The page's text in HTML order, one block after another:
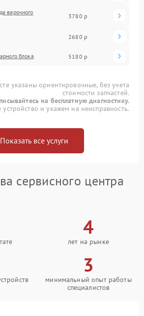
варочного
3780 р
2680 р
блока 5180 р
указаны ориентировочные, без учета
стоимости запчастей.
на бесплатную диагностику.
и укажем на неисправность.
Показать все услуги
сервисного центра
4
лет на рынке
3
минимальный опыт работы
специалистов